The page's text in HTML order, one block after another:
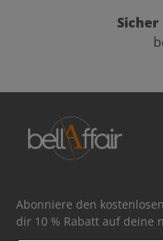
Sicher
Abonniere den
dir 10 % Rabatt auf deine